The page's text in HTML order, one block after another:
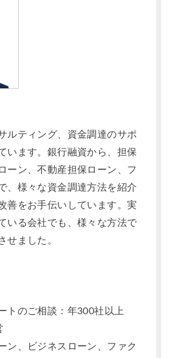
ルティング、資金調達のサポ
います。銀行融資から、担保
ーン、不動産担保ローン、フ
、様々な資金調達方法を紹介
善をお手伝いしています。実
いる会社でも、様々な方法で
せました。
トのご相談：年300社以上
ン、ビジネスローン、ファク